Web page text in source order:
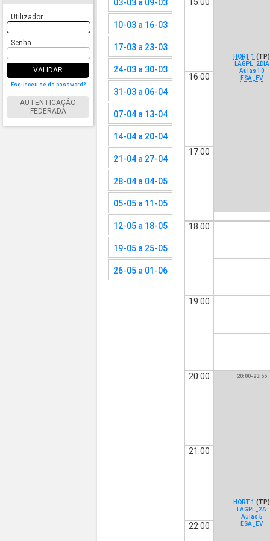
Utilizador
Senha
VALIDAR
Esqueceu-se da password?
AUTENTICAÇÃO
FEDERADA
03-03 a 09-03
10-03 a 16-03
17-03 a 23-03
24-03 a 30-03
31-03 a 06-04
07-04 a 13-04
14-04 a 20-04
21-04 a 27-04
28-04 a 04-05
05-05 a 11-05
12-05 a 18-05
19-05 a 25-05
26-05 a 01-06
HORT 1 (TP)
LAGPL_2DIA
Aulas 10
ESA_EV
15:00
16:00
17:00
18:00
19:00
20:00 20:00-23:55
HORT 1 (TP)
LAGPL_2A
Aulas 5
ESA_EV
21:00
22:00